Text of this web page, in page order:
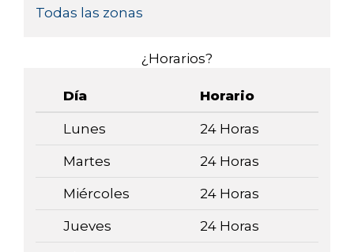
Todas las zonas
¿Horarios?
Día Horario
Lunes 24 Horas
Martes 24 Horas
Miércoles 24 Horas
Jueves 24 Horas